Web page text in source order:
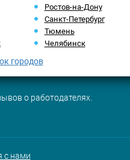
Ростов-на-Дону
Санкт-Петербург
Тюмень
Челябинск
городов
о работодателях.
с нами